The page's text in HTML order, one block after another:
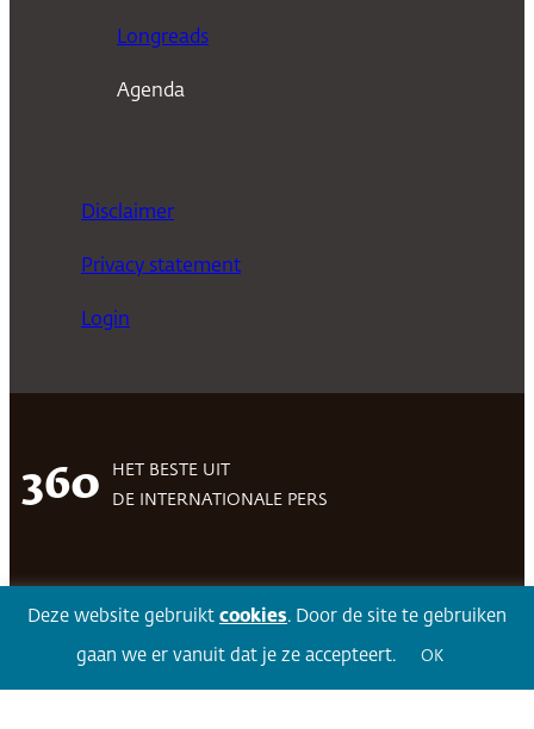
Longreads
Agenda
Disclaimer
Privacy statement
Login
360
HET BESTE UIT
DE INTERNATIONALE PERS
Volg 360Facebook LinkedIn Twitter
Deze website gebruikt cookies. Door de site te gebruiken
gaan we er vanuit dat je ze accepteert. OK